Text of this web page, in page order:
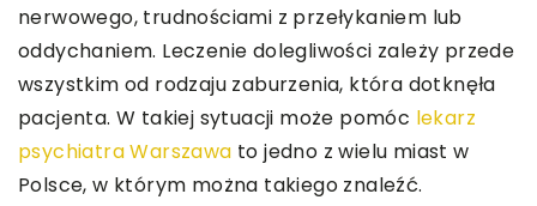
nerwowego, trudnościami z przełykaniem lub
oddychaniem. Leczenie dolegliwości zależy przede
wszystkim od rodzaju zaburzenia, która dotknęła
pacjenta. W takiej sytuacji może pomóc lekarz
psychiatra Warszawa to jedno z wielu miast w
Polsce, w którym można takiego znaleźć.